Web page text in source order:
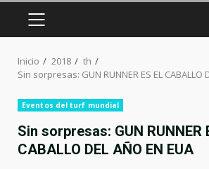
MENÚ
Inicio 2018
th
Sin sorpresas: GUN RUNNER ES EL CABALLO
Eventos del turf mundial
Sin sorpresas: GUN RUNNER
CABALLO DEL AÑO EN EUA